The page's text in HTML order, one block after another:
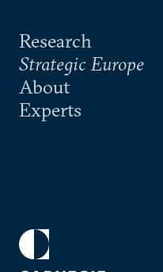
Research
Strategic Europe
About
Experts